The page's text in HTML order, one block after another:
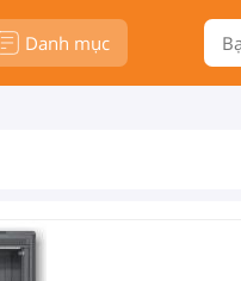
Danh mục